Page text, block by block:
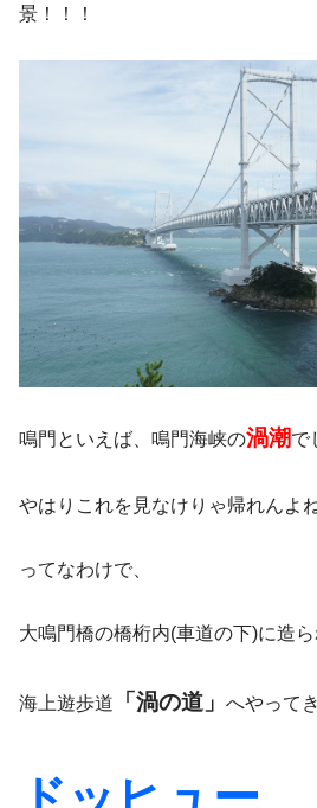
景！！！
鳴門といえば、鳴門海峡の渦潮で
やはりこれを見なけりゃ帰れんよ
ってなわけで、
大鳴門橋の橋桁内(車道の下)に造ら
海上遊歩道 「渦の道」 へやって